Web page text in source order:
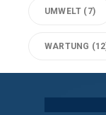
UMWELT (7)
WARTUNG